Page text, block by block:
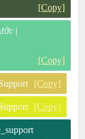
[Copy]
|
[Copy]
[Copy]
[Copy]